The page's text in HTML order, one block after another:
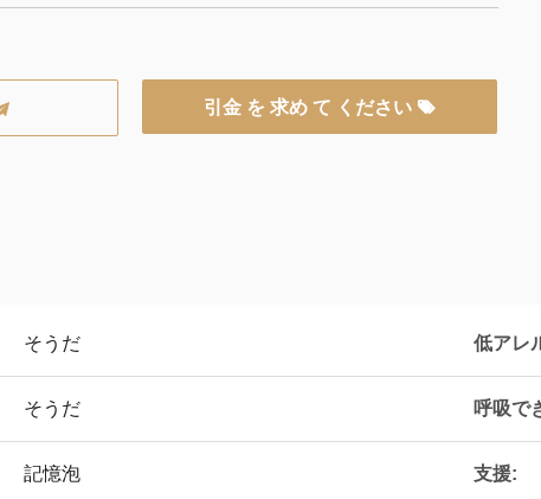
引金 を 求め て ください
そうだ 低アレ
そうだ 呼吸で
記憶泡 支援: